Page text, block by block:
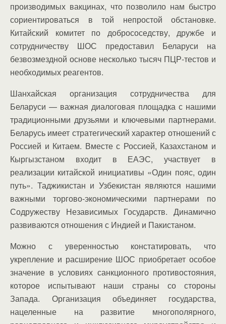
производимых вакцинах, что позволило нам быстро
сориентироваться в той непростой обстановке.
Китайский комитет по добрососедству, дружбе и
сотрудничеству ШОС предоставил Беларуси на
безвозмездной основе несколько тысяч ПЦР-тестов и
необходимых реагентов.
Шанхайская организация сотрудничества для
Беларуси — важная диалоговая площадка с нашими
традиционными друзьями и ключевыми партнерами.
Беларусь имеет стратегический характер отношений с
Россией и Китаем. Вместе с Россией, Казахстаном и
Кыргызстаном входит в ЕАЭС, участвует в
реализации китайской инициативы «Один пояс, один
путь». Таджикистан и Узбекистан являются нашими
важными торгово-экономическими партнерами по
Содружеству Независимых Государств. Динамично
развиваются отношения с Индией и Пакистаном.
Можно с уверенностью констатировать, что
укрепление и расширение ШОС приобретает особое
значение в условиях санкционного противостояния,
которое испытывают наши страны со стороны
Запада. Организация объединяет государства,
нацеленные на развитие многополярного,